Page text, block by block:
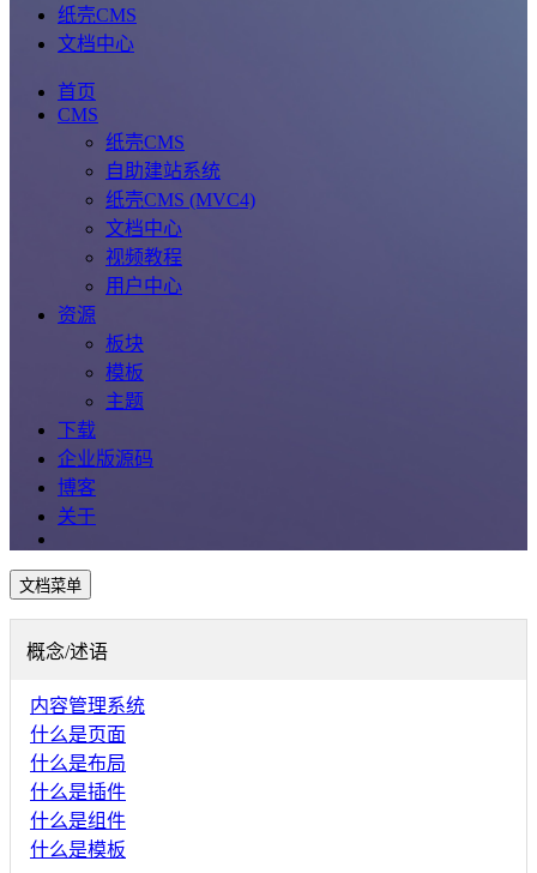
纸壳CMS
文档中心
首页
CMS
纸壳CMS
自助建站系统
纸壳CMS (MVC4)
文档中心
视频教程
用户中心
资源
板块
模板
主题
下载
企业版源码
博客
关于
文档菜单
概念/述语
内容管理系统
什么是页面
什么是布局
什么是插件
什么是组件
什么是模板